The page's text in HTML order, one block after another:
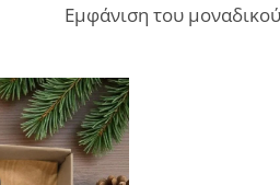
Εμφάνιση του
Add to
wishlist